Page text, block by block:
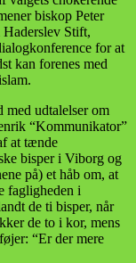
biskop Peter
Stift,
for at
kan forenes med
med udtalelser om
“Kommunikator”
at tænde
bisper i Viborg og
på) et håb om, at
fagligheden i
de ti bisper, når
de to i kor, mens
“Er der mere